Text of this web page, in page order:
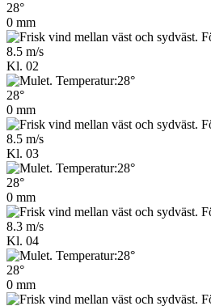
28°
0 mm
8.5 m/s
Kl. 02
28°
0 mm
8.5 m/s
Kl. 03
28°
0 mm
8.3 m/s
Kl. 04
28°
0 mm